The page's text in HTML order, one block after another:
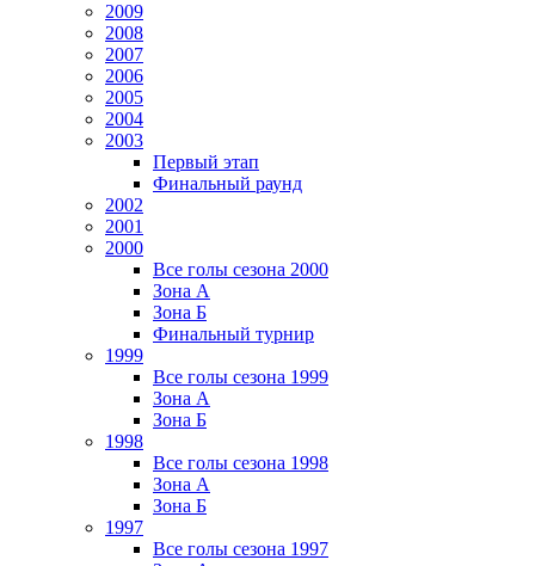
2009
2008
2007
2006
2005
2004
2003
Первый этап
Финальный раунд
2002
2001
2000
Все голы сезона 2000
Зона А
Зона Б
Финальный турнир
1999
Все голы сезона 1999
Зона А
Зона Б
1998
Все голы сезона 1998
Зона А
Зона Б
1997
Все голы сезона 1997